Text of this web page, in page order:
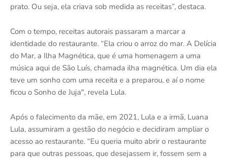
prato. Ou seja, ela criava sob medida as receitas”, destaca.
Com o tempo, receitas autorais passaram a marcar a
identidade do restaurante. “Ela criou o arroz do mar. A Delícia
do Mar, a Ilha Magnética, que é uma homenagem a uma
música aqui de São Luís, chamada ilha magnética. Um dia ela
teve um sonho com uma receita e a preparou, e aí o nome
ficou o Sonho de Juja", revela Lula.
Após o falecimento da mãe, em 2021, Lula e a irmã, Luana
Lula, assumiram a gestão do negócio e decidiram ampliar o
acesso ao restaurante. “Eu queria muito abrir o restaurante
para que outras pessoas, que desejassem ir, fossem sem a